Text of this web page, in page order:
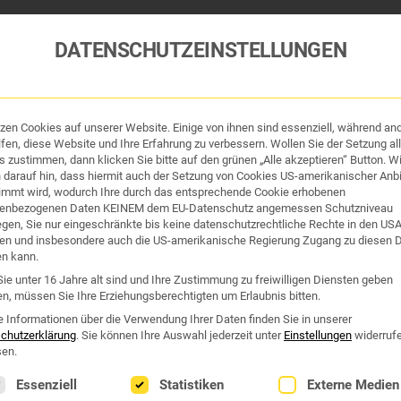
und Hygiene Organe & Organ-Uhr
61: „HPV-Modul“
DATENSCHUTZEINSTELLUNGEN
Cookies auf unserer Website. Einige von ihnen sind essenziell, während
diese Website und Ihre Erfahrung zu verbessern. Wollen Sie der Setzung
zustimmen, dann klicken Sie bitte auf den grünen „Alle akzeptieren“ Button.
hin, dass hiermit auch der Setzung von Cookies US-amerikanischer
wird, wodurch Ihre durch das entsprechende Cookie erhobenen
Daten KEINEM dem EU-Datenschutz angemessen Schutzniveau
Sie nur eingeschränkte bis keine datenschutzrechtliche Rechte in den USA
und insbesondere auch die US-amerikanische Regierung Zugang zu diesen
kann.
unter 16 Jahre alt sind und Ihre Zustimmung zu freiwilligen Diensten geben
müssen Sie Ihre Erziehungsberechtigten um Erlaubnis bitten.
Informationen über die Verwendung Ihrer Daten finden Sie in unserer
. Sie können Ihre Auswahl jederzeit unter Einstellungen
eine Liste der Service-Gruppen, für die eine Einwilligung
Essenziell Statistiken Externe Medien